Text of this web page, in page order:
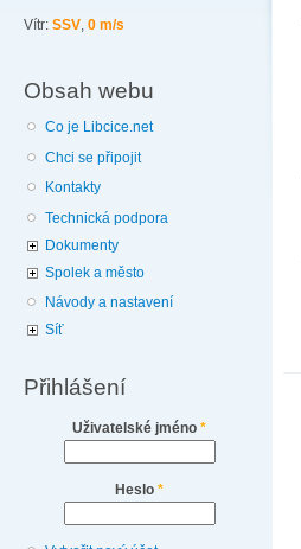
Vítr: SSV, 0 m/s
Obsah webu
Co je Libcice.net
Chci se připojit
Kontakty
Technická podpora
Dokumenty
Spolek a město
Návody a nastavení
Síť
Přihlášení
Uživatelské jméno *
Heslo *